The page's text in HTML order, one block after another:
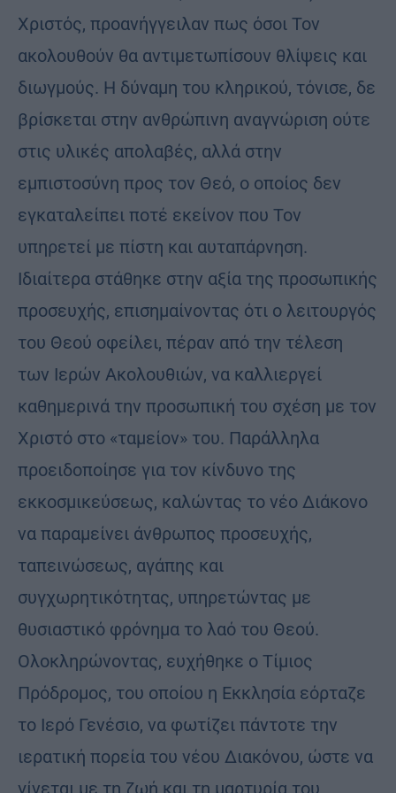
Χριστός, προανήγγειλαν πως όσοι Τον
ακολουθούν θα αντιμετωπίσουν θλίψεις και
διωγμούς. Η δύναμη του κληρικού, τόνισε, δε
βρίσκεται στην ανθρώπινη αναγνώριση ούτε
στις υλικές απολαβές, αλλά στην
εμπιστοσύνη προς τον Θεό, ο οποίος δεν
εγκαταλείπει ποτέ εκείνον που Τον
υπηρετεί με πίστη και αυταπάρνηση.
Ιδιαίτερα στάθηκε στην αξία της προσωπικής
προσευχής, επισημαίνοντας ότι ο λειτουργός
του Θεού οφείλει, πέραν από την τέλεση
των Ιερών Ακολουθιών, να καλλιεργεί
καθημερινά την προσωπική του σχέση με τον
Χριστό στο «ταμείον» του. Παράλληλα
προειδοποίησε για τον κίνδυνο της
εκκοσμικεύσεως, καλώντας το νέο Διάκονο
να παραμείνει άνθρωπος προσευχής,
ταπεινώσεως, αγάπης και
συγχωρητικότητας, υπηρετώντας με
θυσιαστικό φρόνημα το λαό του Θεού.
Ολοκληρώνοντας, ευχήθηκε ο Τίμιος
Πρόδρομος, του οποίου η Εκκλησία εόρταζε
το Ιερό Γενέσιο, να φωτίζει πάντοτε την
ιερατική πορεία του νέου Διακόνου, ώστε να
γίνεται με τη ζωή και τη μαρτυρία του